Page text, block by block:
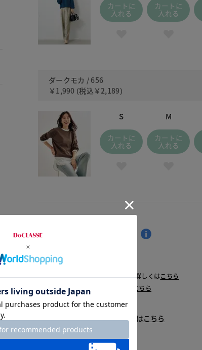
カートに
入れる
カートに
入れる
ダークモカ / 656
￥1,990 (税込 ￥2,189)
S
カートに
入れる
M
カートに
入れる
交換・返品はお気軽に！
～頃お届け：入荷次第、お届け。
再入荷予約：メールでお知らせ。詳しくはこちら
1週間前後でお届け： 詳しくは
こちら
商品についてのお問い合わせはこちら